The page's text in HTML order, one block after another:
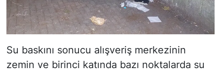
Su baskını sonucu alışveriş merkezinin
zemin ve birinci katında bazı noktalarda su